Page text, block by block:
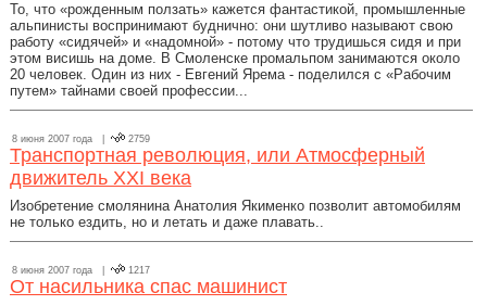
То, что «рожденным ползать» кажется фантастикой, промышленные
альпинисты воспринимают буднично: они шутливо называют свою
работу «сидячей» и «надомной» - потому что трудишься сидя и при
этом висишь на доме. В Смоленске промальпом занимаются около
20 человек. Один из них - Евгений Ярема - поделился с «Рабочим
путем» тайнами своей профессии...
8 июня 2007 года | 2759
Транспортная революция, или Атмосферный
движитель XXI века
Изобретение смолянина Анатолия Якименко позволит автомобилям
не только ездить, но и летать и даже плавать..
8 июня 2007 года | 1217
От насильника спас машинист